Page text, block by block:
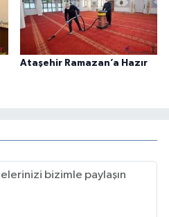
Ataşehir Ramazan’a Hazır